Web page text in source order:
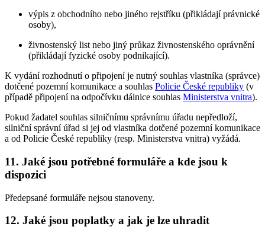
výpis z obchodního nebo jiného rejstříku (přikládají právnické
osoby),
živnostenský list nebo jiný průkaz živnostenského oprávnění
(přikládají fyzické osoby podnikající).
K vydání rozhodnutí o připojení je nutný souhlas vlastníka (správce)
dotčené pozemní komunikace a souhlas Policie České republiky (v
případě připojení na odpočívku dálnice souhlas Ministerstva vnitra).
Pokud žadatel souhlas silničnímu správnímu úřadu nepředloží,
silniční správní úřad si jej od vlastníka dotčené pozemní komunikace
a od Policie České republiky (resp. Ministerstva vnitra) vyžádá.
11. Jaké jsou potřebné formuláře a kde jsou k
dispozici
Předepsané formuláře nejsou stanoveny.
12. Jaké jsou poplatky a jak je lze uhradit